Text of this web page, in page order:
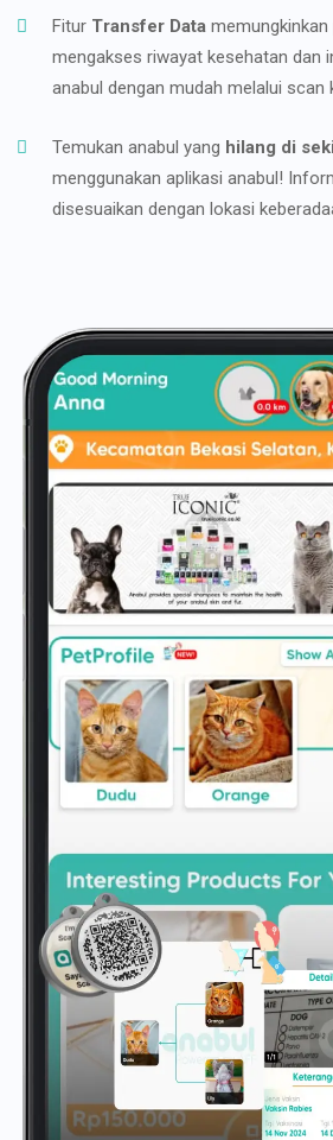
Fitur Transfer Data memungkinkan
mengakses riwayat kesehatan dan
anabul dengan mudah melalui scan
Temukan anabul yang hilang di
menggunakan aplikasi anabul!
disesuaikan dengan lokasi